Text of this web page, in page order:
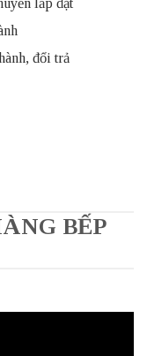
đổi trả
BẾP